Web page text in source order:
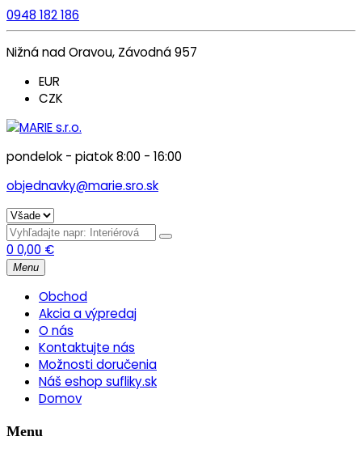
0948 182 186
Nižná nad Oravou, Závodná 957
EUR
CZK
pondelok - piatok 8:00 - 16:00
objednavky@marie.sro.sk
0 0,00 €
Menu
Obchod
Akcia a výpredaj
O nás
Kontaktujte nás
Možnosti doručenia
Náš eshop sufliky.sk
Domov
Menu